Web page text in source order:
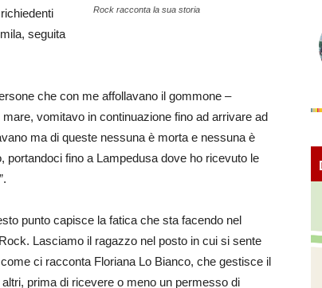
Rock racconta la sua storia
seguita
che con me affollavano il gommone –
vomitavo in continuazione fino ad arrivare ad
ma di queste nessuna è morta e nessuna è
portandoci fino a Lampedusa dove ho ricevuto le
punto capisce la fatica che sta facendo nel
Lasciamo il ragazzo nel posto in cui si sente
ci racconta Floriana Lo Bianco, che gestisce il
prima di ricevere o meno un permesso di